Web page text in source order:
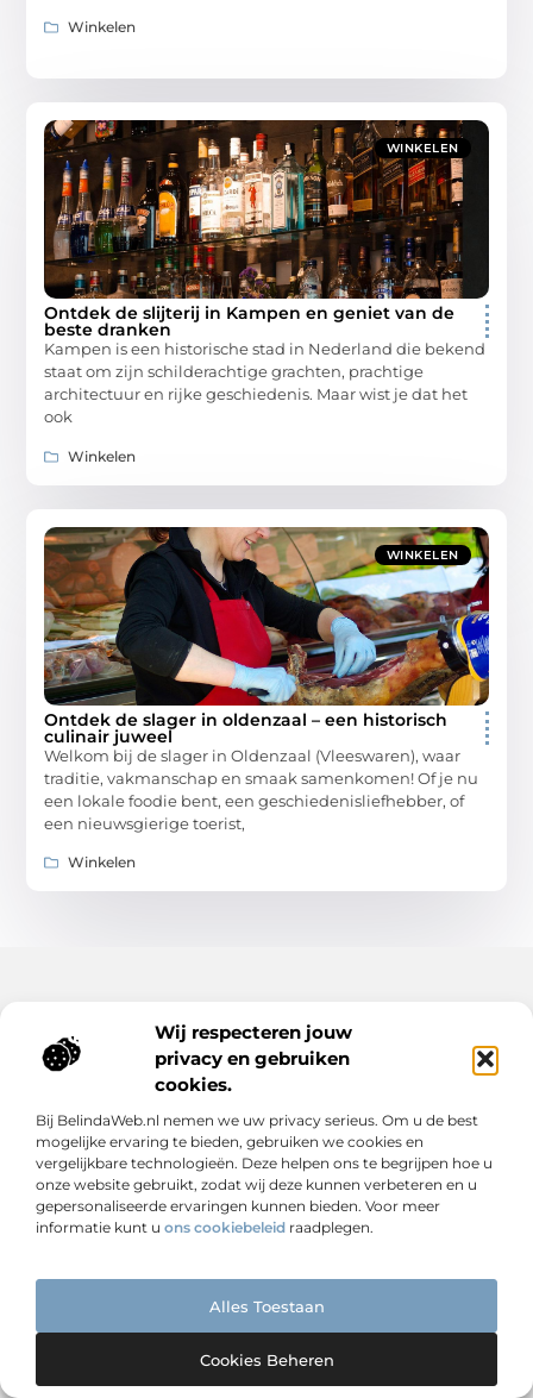
Wij respecteren jouw
privacy en gebruiken
cookies.
Bij BelindaWeb.nl nemen we uw privacy serieus. Om u de best
mogelijke ervaring te bieden, gebruiken we cookies en
vergelijkbare technologieën. Deze helpen ons te begrijpen hoe u
onze website gebruikt, zodat wij deze kunnen verbeteren en u
gepersonaliseerde ervaringen kunnen bieden. Voor meer
informatie kunt u ons cookiebeleid raadplegen.
Alles Toestaan
Cookies Beheren
Winkelen
WINKELEN
Ontdek de slijterij in Kampen en geniet van de
beste dranken
Kampen is een historische stad in Nederland die bekend
staat om zijn schilderachtige grachten, prachtige
architectuur en rijke geschiedenis. Maar wist je dat het
ook
Winkelen
WINKELEN
Ontdek de slager in oldenzaal – een historisch
culinair juweel
Welkom bij de slager in Oldenzaal (Vleeswaren), waar
traditie, vakmanschap en smaak samenkomen! Of je nu
een lokale foodie bent, een geschiedenisliefhebber, of
een nieuwsgierige toerist,
Winkelen
Van eenvoudig tot uniek – ontdek het op
Germontis.nl
Laat je inspireren door boeiende blogs en artikelen over
alles wat het leven te bieden heeft.
Onze informatie